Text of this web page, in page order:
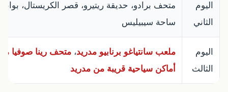
اليوم
الثاني
متحف برادو، حديقة ريتيرو، قصر الكريستال، بوابة
ساحة سيبيليس
اليوم
الثالث
ملعب سانتياغو برنابيو مدريد، متحف رينا صوفيا
أماكن سياحية قريبة من مدريد